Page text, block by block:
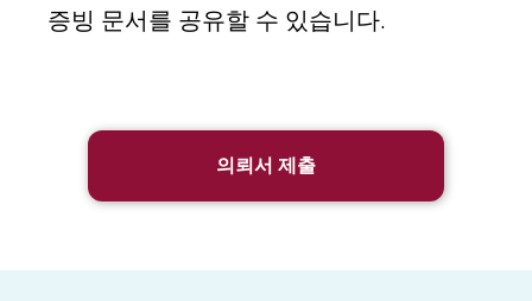
증빙 문서를 공유할 수 있습니다.
의뢰서 제출